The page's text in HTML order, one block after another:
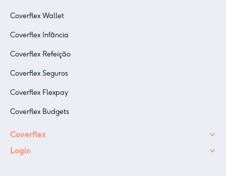
Coverflex Wallet
Coverflex Infância
Coverflex Refeição
Coverflex Seguros
Coverflex Flexpay
Coverflex Budgets
Coverflex
Login